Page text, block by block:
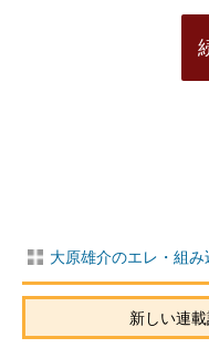
大原雄介のエレ・組
新しい連